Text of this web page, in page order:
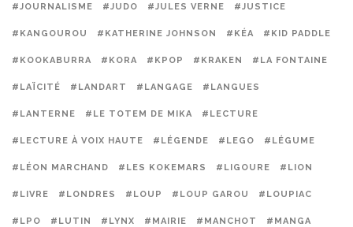
#JOURNALISME #JUDO #JULES VERNE #JUSTICE
#KANGOUROU #KATHERINE JOHNSON #KÉA #KID PADDLE
#KOOKABURRA #KORA #KPOP #KRAKEN #LA FONTAINE
#LAÏCITÉ #LANDART #LANGAGE #LANGUES
#LANTERNE #LE TOTEM DE MIKA #LECTURE
#LECTURE À VOIX HAUTE #LÉGENDE #LEGO #LÉGUME
#LÉON MARCHAND #LES KOKEMARS #LIGOURE #LION
#LIVRE #LONDRES #LOUP #LOUP GAROU #LOUPIAC
#LPO #LUTIN #LYNX #MAIRIE #MANCHOT #MANGA